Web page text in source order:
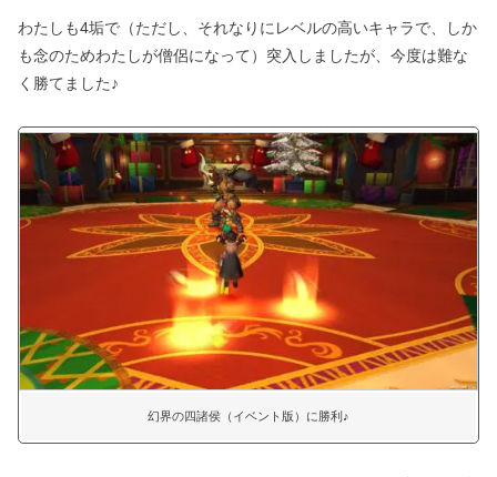
わたしも4垢で（ただし、それなりにレベルの高いキャラで、しか
も念のためわたしが僧侶になって）突入しましたが、今度は難な
く勝てました♪
幻界の四諸侯（イベント版）に勝利♪